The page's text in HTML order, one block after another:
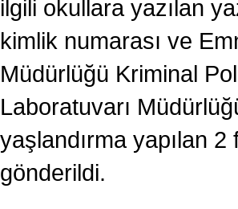
ilgili okullara yazılan
kimlik numarası ve
Müdürlüğü Kriminal
Laboratuvarı
yaşlandırma yapılan 2
gönderildi.